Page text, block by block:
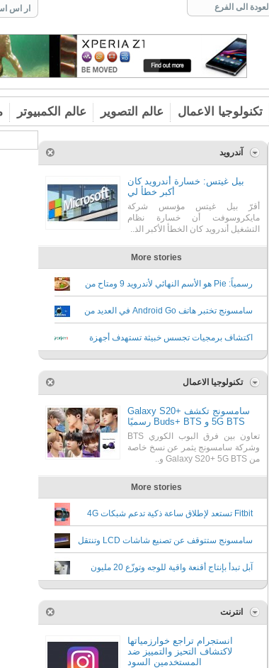
العودة الى الفرع ار اس
تكنولوجيا الاعمال عالم التصوير عالم الكمبيوتر
آندرويد
بيل غيتس: خسارة أندرويد كان
أكبر خطأ لي
أقرّ بيل غيتس مؤسس شركة
مايكروسوفت أن خسارة نظام
التشغيل أندرويد كان الخطأ الأكبر الذ..
More stories
رسمياً: Pie هو الأسم النهائي لأندرويد 9 ومتاح من
اليوم
سامسونج تختبر هاتف Android Go في العديد من
البلدان حول العالم، وفقا لتقرير جديد
اكتشاف برمجيات تجسس خبيثة تستهدف أجهزة
آندرويد
تكنولوجيا الاعمال
سامسونج تكشف Galaxy S20+
5G BTS و Buds+ BTS رسميًا
تعاون بين فرق البوب الكوري BTS
وشركة سامسونج يثمر عن نسخ خاصة
من Galaxy S20+ 5G BTS و..
More stories
Fitbit تستعد لإطلاق ساعة ذكية تدعم شبكات 4G
للأطفال
سامسونج ستتوقف عن تصنيع شاشات LCD وتنتقل
إلى تقنية QD
آبل تبدأ بإنتاج أقنعة واقية للوجه وتوزّع 20 مليون
قطعة مجاناً
انترنت
انستجرام تراجع خوارزمياتها
لاكتشاف التحيز والتمييز ضد
المستخدمين السود